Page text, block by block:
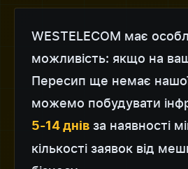
WESTELECOM має
можливість: якщо на
Пересип ще немає
можемо побудувати
5-14 днів за наявності
кількості заявок від